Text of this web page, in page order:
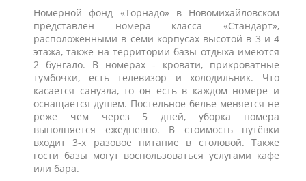
Номерной фонд «Торнадо» в Новомихайловском
представлен номера класса «Стандарт»,
расположенными в семи корпусах высотой в 3 и 4
этажа, также на территории базы отдыха имеются
2 бунгало. В номерах - кровати, прикроватные
тумбочки, есть телевизор и холодильник. Что
касается санузла, то он есть в каждом номере и
оснащается душем. Постельное белье меняется не
реже чем через 5 дней, уборка номера
выполняется ежедневно. В стоимость путёвки
входит 3-х разовое питание в столовой. Также
гости базы могут воспользоваться услугами кафе
или бара.